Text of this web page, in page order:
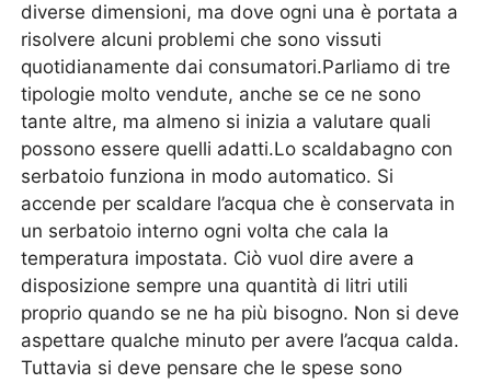
diverse dimensioni, ma dove ogni una è portata a
risolvere alcuni problemi che sono vissuti
quotidianamente dai consumatori.Parliamo di tre
tipologie molto vendute, anche se ce ne sono
tante altre, ma almeno si inizia a valutare quali
possono essere quelli adatti.Lo scaldabagno con
serbatoio funziona in modo automatico. Si
accende per scaldare l’acqua che è conservata in
un serbatoio interno ogni volta che cala la
temperatura impostata. Ciò vuol dire avere a
disposizione sempre una quantità di litri utili
proprio quando se ne ha più bisogno. Non si deve
aspettare qualche minuto per avere l’acqua calda.
Tuttavia si deve pensare che le spese sono